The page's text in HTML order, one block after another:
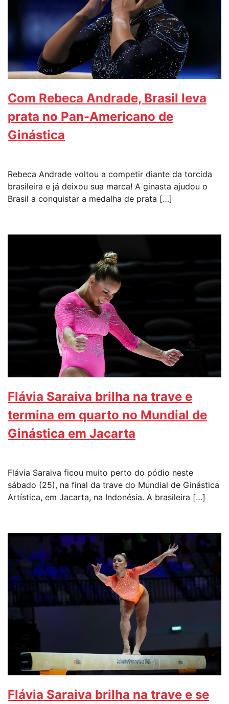
Com Rebeca Andrade, Brasil leva
prata no Pan-Americano de
Ginástica
Rebeca Andrade voltou a competir diante da torcida
brasileira e já deixou sua marca! A ginasta ajudou o
Brasil a conquistar a medalha de prata […]
Flávia Saraiva brilha na trave e
termina em quarto no Mundial de
Ginástica em Jacarta
Flávia Saraiva ficou muito perto do pódio neste
sábado (25), na final da trave do Mundial de Ginástica
Artística, em Jacarta, na Indonésia. A brasileira […]
Flávia Saraiva brilha na trave e se